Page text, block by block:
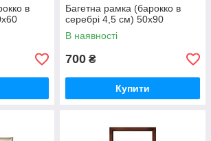
в
Багетна рамка (барокко в
серебрі 4,5 см) 50х90
В наявності
700 ₴
Купити